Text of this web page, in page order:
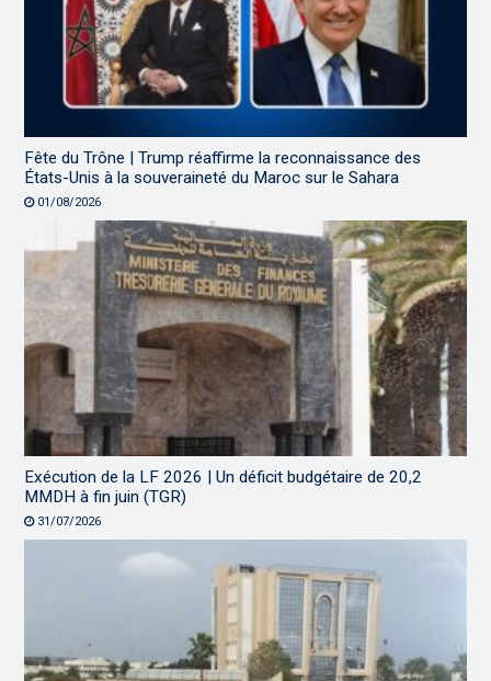
Fête du Trône | Trump réaffirme la reconnaissance des
États-Unis à la souveraineté du Maroc sur le Sahara
01/08/2026
Exécution de la LF 2026 | Un déficit budgétaire de 20,2
MMDH à fin juin (TGR)
31/07/2026